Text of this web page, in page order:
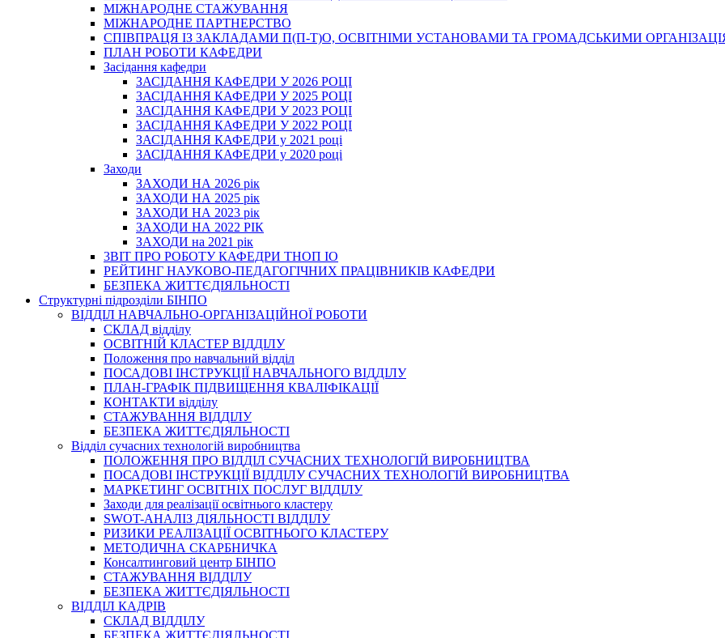
МІЖНАРОДНЕ СТАЖУВАННЯ
МІЖНАРОДНЕ ПАРТНЕРСТВО
СПІВПРАЦЯ ІЗ ЗАКЛАДАМИ П(П-Т)О, ОСВІТНІМИ УСТАНОВАМИ ТА ГРОМАДСЬКИМИ
ПЛАН РОБОТИ КАФЕДРИ
Засідання кафедри
ЗАСІДАННЯ КАФЕДРИ У 2026 РОЦІ
ЗАСІДАННЯ КАФЕДРИ У 2025 РОЦІ
ЗАСІДАННЯ КАФЕДРИ У 2023 РОЦІ
ЗАСІДАННЯ КАФЕДРИ У 2022 РОЦІ
ЗАСІДАННЯ КАФЕДРИ у 2021 році
ЗАСІДАННЯ КАФЕДРИ у 2020 році
Заходи
ЗАХОДИ НА 2026 рік
ЗАХОДИ НА 2025 рік
ЗАХОДИ НА 2023 рік
ЗАХОДИ НА 2022 РІК
ЗАХОДИ на 2021 рік
3BIT ПРО РОБОТУ КАФЕДРИ ТНОП ІО
РЕЙТИНГ НАУКОВО-ПЕДАГОГІЧНИХ ПРАЦІВНИКІВ КАФЕДРИ
БЕЗПЕКА ЖИТТЄДІЯЛЬНОСТІ
Структурні підрозділи БІНПО
ВІДДІЛ НАВЧАЛЬНО-ОРГАНІЗАЦІЙНОЇ РОБОТИ
СКЛАД відділу
ОСВІТНІЙ КЛАСТЕР ВІДДІЛУ
Положення про навчальний вiддiл
ПОСАДОВІ ІНСТРУКЦІЇ НАВЧАЛЬНОГО ВІДДІЛУ
ПЛАН-ГРАФІК ПІДВИЩЕННЯ КВАЛІФІКАЦІЇ
КОНТАКТИ відділу
СТАЖУВАННЯ ВІДДІЛУ
БЕЗПЕКА ЖИТТЄДІЯЛЬНОСТІ
Відділ сучасних технологій виробництва
ПОЛОЖЕННЯ ПРО ВІДДІЛ СУЧАСНИХ ТЕХНОЛОГІЙ ВИРОБНИЦТВА
ПОСАДОВІ ІНСТРУКЦІЇ ВІДДІЛУ СУЧАСНИХ ТЕХНОЛОГІЙ ВИРОБНИЦТВА
МАРКЕТИНГ ОСВІТНІХ ПОСЛУГ ВІДДІЛУ
Заходи для реалізації освітнього кластеру
SWOT-АНАЛІЗ ДІЯЛЬНОСТІ ВІДДІЛУ
РИЗИКИ РЕАЛІЗАЦІЇ ОСВІТНЬОГО КЛАСТЕРУ
МЕТОДИЧНА СКАРБНИЧКА
Консалтинговий центр БІНПО
СТАЖУВАННЯ ВІДДІЛУ
БЕЗПЕКА ЖИТТЄДІЯЛЬНОСТІ
ВІДДІЛ КАДРІВ
СКЛАД ВІДДІЛУ
БЕЗПЕКА ЖИТТЄДІЯЛЬНОСТІ